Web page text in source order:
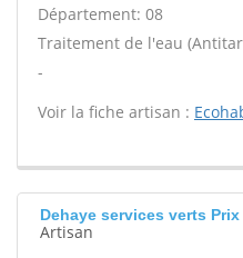
Département: 08
Traitement de l'eau
-
Voir la fiche artisan :
Dehaye services verts
Artisan